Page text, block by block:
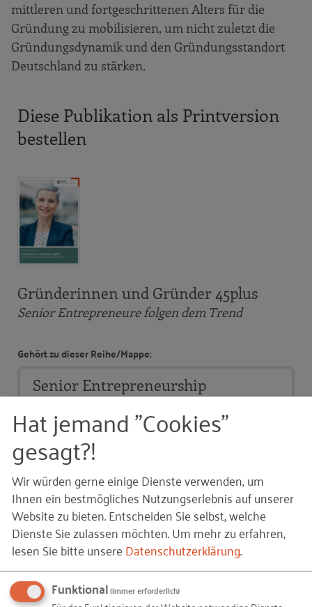
mittleren und fortgeschrittenen Alters für die
Gründung zu mobilisieren, um nicht zuletzt die
Gründungsdynamik und den Gründungs­standort
Deutschland zu stärken.
Diese Publikation als Printversion
bestellen
Gründerinnen und Gründer 45plus
Senior Entrepreneure folgen dem Trend
Gehört zu dieser Reihe/Mappe:
Senior Entrepreneurship
Inhalt:
Gründerinnen und Gründer ab dem mittleren
Alter: Schlüsselfaktor für die Wirtschaft. Was hat
sich seit der RKW-Studie "Ältere Gründerinnen
und Gründer" 2010 verändert?
Gründerinnen und Gründer 45plus. Senior
Entrepreneure folgen dem Trend
Stück (komplette Reihe/Mappe)
Hat jemand "Cookies"
gesagt?!
Wir würden gerne einige Dienste verwenden, um
Ihnen ein bestmögliches Nutzungserlebnis auf unserer
Website zu bieten. Entscheiden Sie selbst, welche
Dienste Sie zulassen möchten.Um mehr zu erfahren,
lesen Sie bitte unsereDatenschutzerklärung.
Funktional(immer erforderlich)